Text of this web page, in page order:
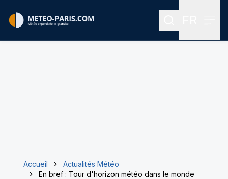
Rechercher
Accueil
Actualités Météo
En bref : Tour d'horizon météo dans le monde